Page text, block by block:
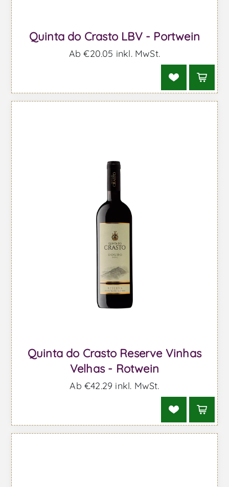
Quinta do Crasto LBV - Portwein
Ab €20,05 inkl. MwSt.
Quinta do Crasto Reserve Vinhas
Velhas - Rotwein
Ab €42,29 inkl. MwSt.